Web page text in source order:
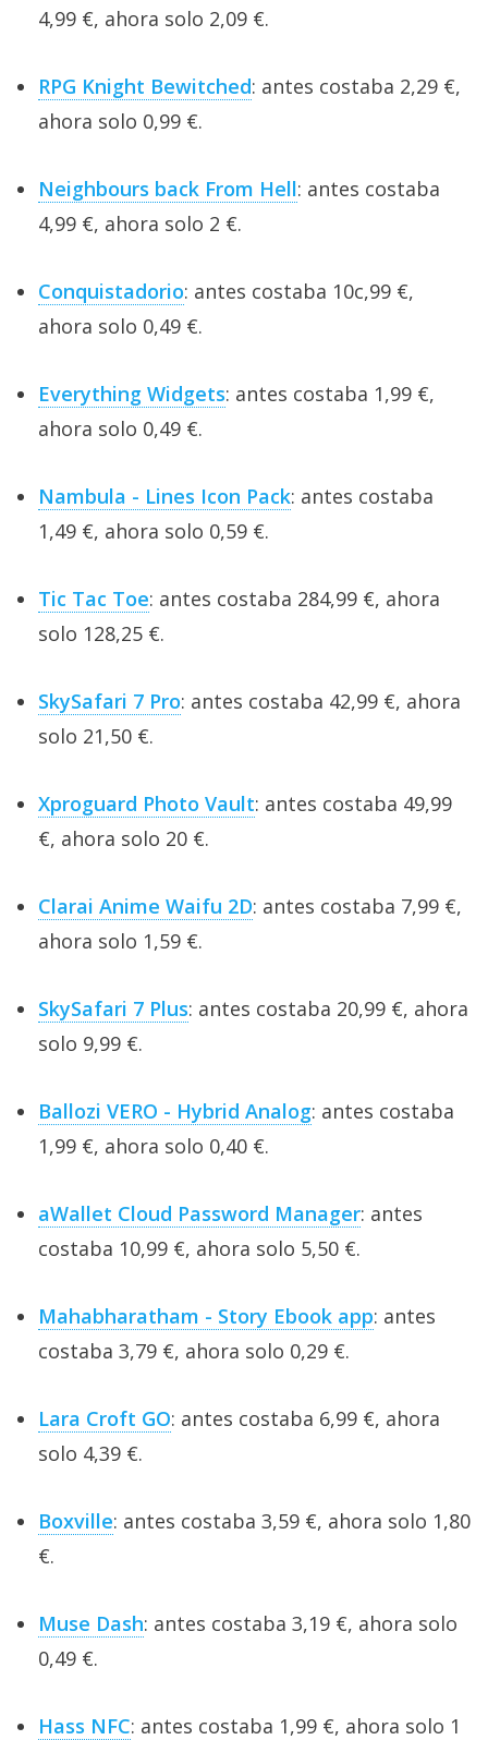
4,99 €, ahora solo 2,09 €.
RPG Knight Bewitched: antes costaba 2,29 €,
ahora solo 0,99 €.
Neighbours back From Hell: antes costaba
4,99 €, ahora solo 2 €.
Conquistadorio: antes costaba 10c,99 €,
ahora solo 0,49 €.
Everything Widgets: antes costaba 1,99 €,
ahora solo 0,49 €.
Nambula - Lines Icon Pack: antes costaba
1,49 €, ahora solo 0,59 €.
Tic Tac Toe: antes costaba 284,99 €, ahora
solo 128,25 €.
SkySafari 7 Pro: antes costaba 42,99 €, ahora
solo 21,50 €.
Xproguard Photo Vault: antes costaba 49,99
€, ahora solo 20 €.
Clarai Anime Waifu 2D: antes costaba 7,99 €,
ahora solo 1,59 €.
SkySafari 7 Plus: antes costaba 20,99 €, ahora
solo 9,99 €.
Ballozi VERO - Hybrid Analog: antes costaba
1,99 €, ahora solo 0,40 €.
aWallet Cloud Password Manager: antes
costaba 10,99 €, ahora solo 5,50 €.
Mahabharatham - Story Ebook app: antes
costaba 3,79 €, ahora solo 0,29 €.
Lara Croft GO: antes costaba 6,99 €, ahora
solo 4,39 €.
Boxville: antes costaba 3,59 €, ahora solo 1,80
€.
Muse Dash: antes costaba 3,19 €, ahora solo
0,49 €.
Hass NFC: antes costaba 1,99 €, ahora solo 1